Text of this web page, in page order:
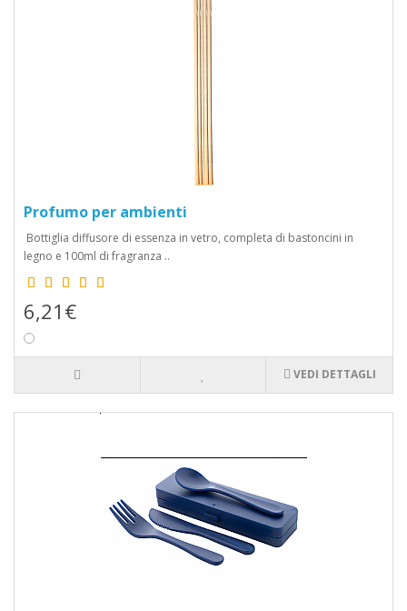
Profumo per ambienti
Bottiglia diffusore di essenza in vetro, completa di bastoncini in
legno e 100ml di fragranza ..
6,21€
VEDI DETTAGLI